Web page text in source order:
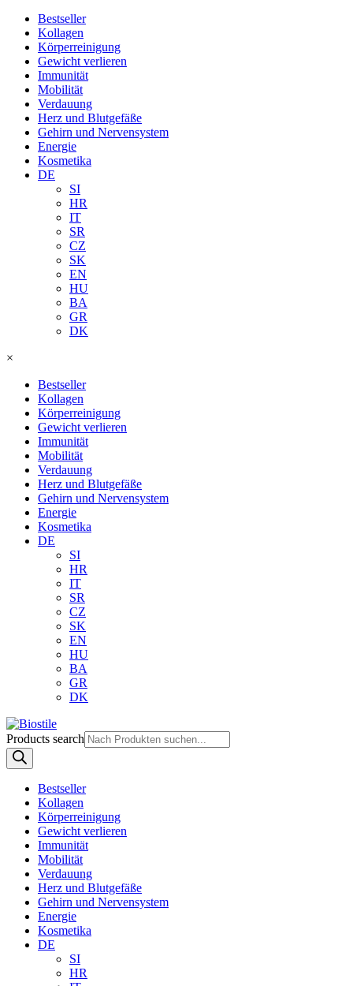
Bestseller
Kollagen
Körperreinigung
Gewicht verlieren
Immunität
Mobilität
Verdauung
Herz und Blutgefäße
Gehirn und Nervensystem
Energie
Kosmetika
DE
SI
HR
IT
SR
CZ
SK
EN
HU
BA
GR
DK
×
Bestseller
Kollagen
Körperreinigung
Gewicht verlieren
Immunität
Mobilität
Verdauung
Herz und Blutgefäße
Gehirn und Nervensystem
Energie
Kosmetika
DE
SI
HR
IT
SR
CZ
SK
EN
HU
BA
GR
DK
Products search
Bestseller
Kollagen
Körperreinigung
Gewicht verlieren
Immunität
Mobilität
Verdauung
Herz und Blutgefäße
Gehirn und Nervensystem
Energie
Kosmetika
DE
SI
HR